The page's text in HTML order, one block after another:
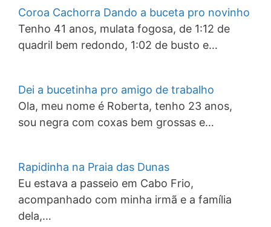
Coroa Cachorra Dando a buceta pro novinho
Tenho 41 anos, mulata fogosa, de 1:12 de
quadril bem redondo, 1:02 de busto e…
Dei a bucetinha pro amigo de trabalho
Ola, meu nome é Roberta, tenho 23 anos,
sou negra com coxas bem grossas e…
Rapidinha na Praia das Dunas
Eu estava a passeio em Cabo Frio,
acompanhado com minha irmã e a família
dela,…